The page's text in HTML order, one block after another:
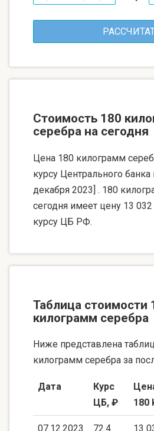
Стоимость 180
серебра на сегодня
Цена 180 килограмм
курсу Центрального банка
декабря 2023] . 180
сегодня имеет цену 13
курсу ЦБ РФ.
Таблица стоимости
килограмм серебра
Ниже представлена
килограмм серебра за
Дата
Курс
ЦБ, ₽
180
07.12.2023 72.4 13